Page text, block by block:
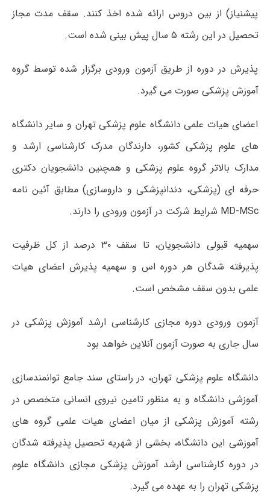
پیشنیاز) از بین دروس ارائه شده اخذ کنند. سقف مدت مجاز
تحصیل در این رشته ۵ سال پیش بینی شده است.
پذیرش در دوره از طریق آزمون ورودی برگزار شده توسط گروه
آموزش پزشکی صورت می گیرد.
اعضای هیات علمی دانشگاه علوم پزشکی تهران و سایر دانشگاه
های علوم پزشکی کشور، دارندگان مدرک کارشناسی ارشد و
مدارک بالاتر گروه علوم پزشکی و همچنین دانشجویان دکتری
حرفه ای (پزشکی، دندانپزشکی و داروسازی) مطابق آئین نامه
MD-MSc شرایط شرکت در آزمون ورودی را دارند.
سهمیه قبولی دانشجویان، تا سقف ۳۰ درصد از کل ظرفیت
پذیرفته شدگان هر دوره اس و سهمیه پذیرش اعضای هیات
علمی بدون سقف مشخص است.
آزمون ورودی دوره مجازی کارشناسی ارشد آموزش پزشکی در
سال جاری به صورت آزمون آنلاین خواهد بود
دانشگاه علوم پزشکی تهران، در راستای سند جامع توانمندسازی
آموزشی دانشگاه و به منظور تامین نیروی انسانی متخصص در
رشته آموزش پزشکی از میان اعضای هیات علمی گروه های
آموزشی این دانشگاه، بخشی از شهریه تحصیل پذیرفته شدگان
در دوره کارشناسی ارشد آموزش پزشکی مجازی دانشگاه علوم
پزشکی تهران را به عهده می گیرد.